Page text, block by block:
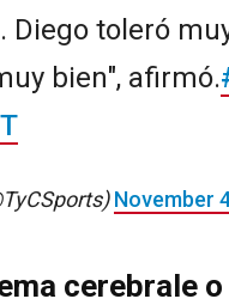
Diego toleró
bien", afirmó.
November
cerebrale